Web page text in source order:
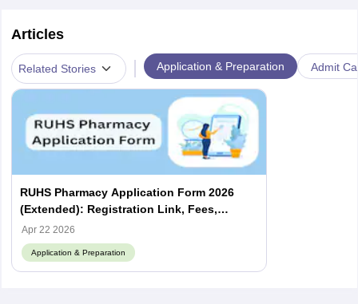
Articles
Related Stories | Application & Preparation Admit
RUHS Pharmacy Application Form 2026
(Extended): Registration Link, Fees,
Documents
Apr 22 2026
Application & Preparation